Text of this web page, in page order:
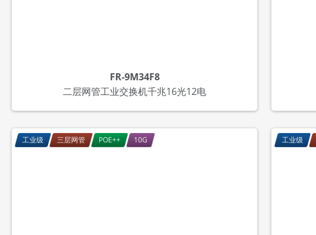
FR-9M34F8
二层网管工业交换机千兆16光12电
工业级 三层网管 POE++ 10G 工业级